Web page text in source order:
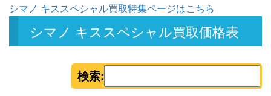
シマノ キススペシャル買取特集ページはこちら
シマノ キススペシャル買取価格表
検索: